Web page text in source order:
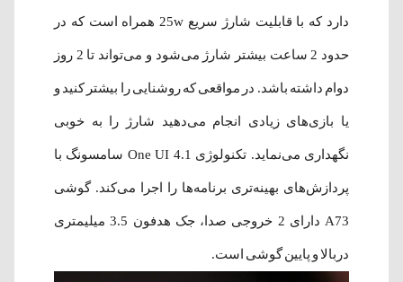
دارد که با قابلیت شارژ سریع 25w همراه است که در
حدود 2 ساعت بیشتر شارژ می‌شود و می‌تواند تا 2 روز
دوام داشته‌ باشد. در مواقعی که روشنایی را بیشتر کنید و
یا بازی‌های زیادی انجام می‌دهید شارژ را به خوبی
نگهداری می‌نماید. تکنولوژی 4.1 One UI سامسونگ با
پردازش‌های بهینه‌تری برنامه‌ها را اجرا می‌کند. گوشی
A73 دارای 2 خروجی صدا، جک هدفون 3.5 میلیمتری
دربالا و پایین گوشی است.